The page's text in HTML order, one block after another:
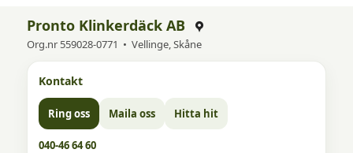
Pronto Klinkerdäck AB
Org.nr 559028-0771 • Vellinge, Skåne
Kontakt
Ring oss Maila oss Hitta hit
040-46 64 60